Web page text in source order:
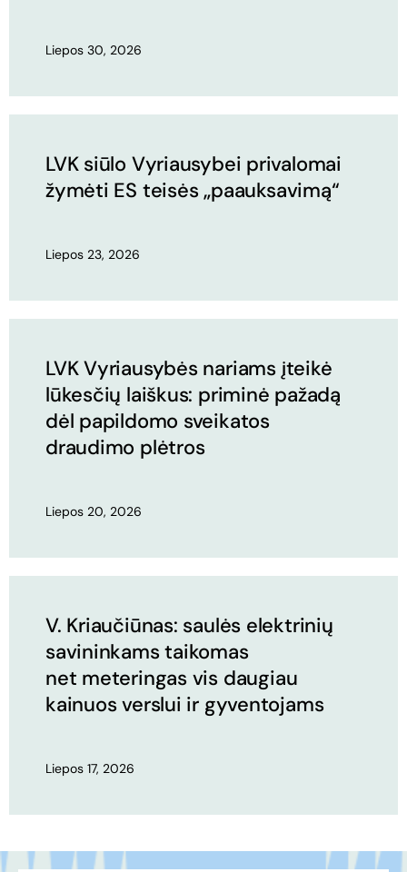
Liepos 30, 2026
LVK siūlo Vyriausybei privalomai
žymėti ES teisės „paauksavimą“
Liepos 23, 2026
LVK Vyriausybės nariams įteikė
lūkesčių laiškus: priminė pažadą
dėl papildomo sveikatos
draudimo plėtros
Liepos 20, 2026
V. Kriaučiūnas: saulės elektrinių
savininkams taikomas
net meteringas vis daugiau
kainuos verslui ir gyventojams
Liepos 17, 2026